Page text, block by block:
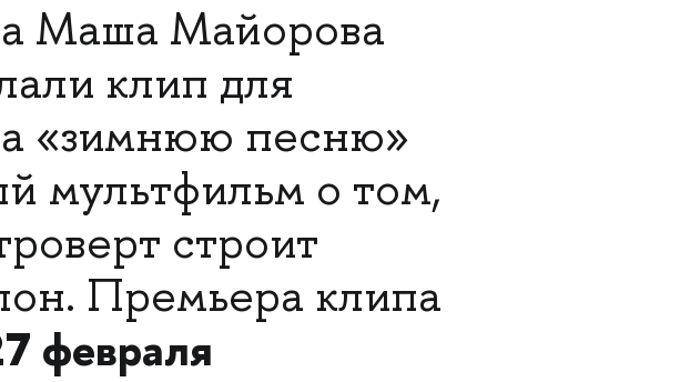
Маша Майорова
клип для
«зимнюю песню»
мультфильм о том,
строит
Премьера клипа
февраля